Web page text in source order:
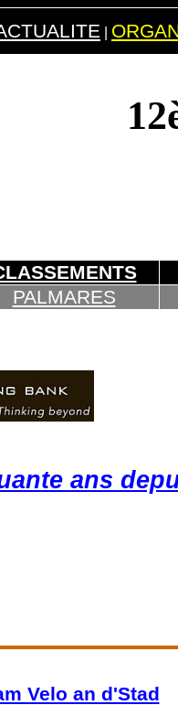
PALMARES
ans
Velo an d'Stad